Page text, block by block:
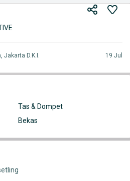
Jakarta D.K.I. 19 Jul
Tas & Dompet
Bekas